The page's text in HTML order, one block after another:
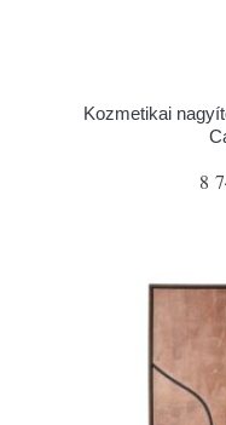
Kozmetikai
8